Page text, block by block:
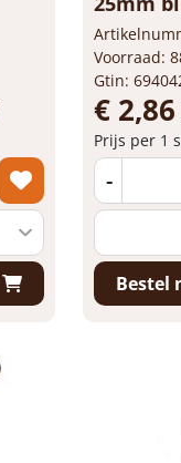
Voorraad:
Gtin:
€
Prijs per 1
-
Bestel